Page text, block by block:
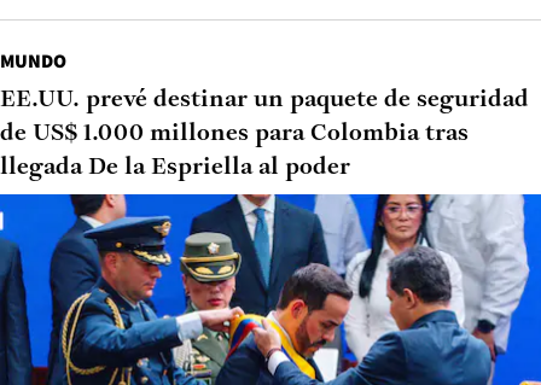
MUNDO
EE.UU. prevé destinar un paquete de seguridad
de US$ 1.000 millones para Colombia tras
llegada De la Espriella al poder